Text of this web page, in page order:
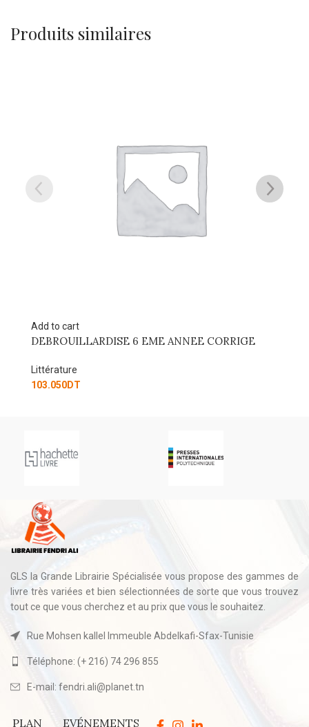
Produits similaires
Add to cart
BLED CULTURE GEGERALE
Littérature
35.250DT
GLS la Grande Librairie Spécialisée vous propose des gammes de
livre très variées et bien sélectionnées de sorte que vous trouvez
tout ce que vous cherchez et au prix que vous le souhaitez.
Rue Mohsen kallel Immeuble Abdelkafi-Sfax-Tunisie
Téléphone: (+ 216) 74 296 855
E-mail: fendri.ali@planet.tn
PLAN EVÉNEMENTS